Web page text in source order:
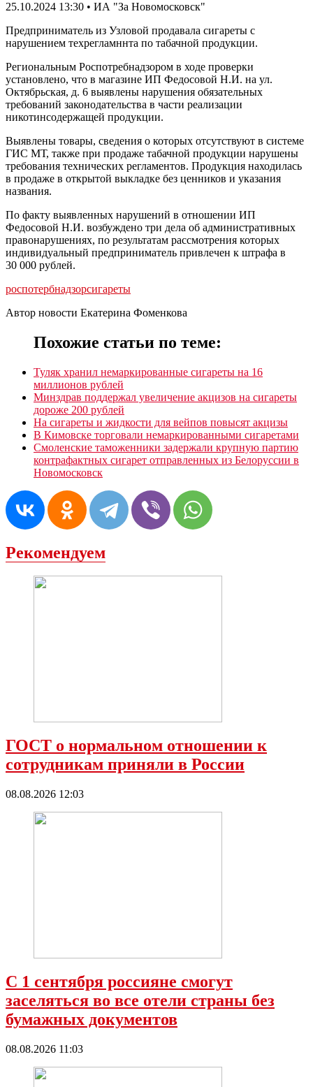
25.10.2024 13:30 • ИА "За Новомосковск"
Предприниматель из Узловой продавала сигареты с
нарушением техрегламннта по табачной продукции.
Региональным Роспотребнадзором в ходе проверки
установлено, что в магазине ИП Федосовой Н.И. на ул.
Октябрьская, д. 6 выявлены нарушения обязательных
требований законодательства в части реализации
никотинсодержащей продукции.
Выявлены товары, сведения о которых отсутствуют в системе
ГИС МТ, также при продаже табачной продукции нарушены
требования технических регламентов. Продукция находилась
в продаже в открытой выкладке без ценников и указания
названия.
По факту выявленных нарушений в отношении ИП
Федосовой Н.И. возбуждено три дела об административных
правонарушениях, по результатам рассмотрения которых
индивидуальный предприниматель привлечен к штрафа в
30 000 рублей.
роспотербнадзорсигареты
Автор новости Екатерина Фоменкова
Похожие статьи по теме:
Туляк хранил немаркированные сигареты на 16
миллионов рублей
Минздрав поддержал увеличение акцизов на сигареты
дороже 200 рублей
На сигареты и жидкости для вейпов повысят акцизы
В Кимовске торговали немаркированными сигаретами
Смоленские таможенники задержали крупную партию
контрафактных сигарет отправленных из Белоруссии в
Новомосковск
Рекомендуем
ГОСТ о нормальном отношении к
сотрудникам приняли в России
08.08.2026 12:03
С 1 сентября россияне смогут
заселяться во все отели страны без
бумажных документов
08.08.2026 11:03